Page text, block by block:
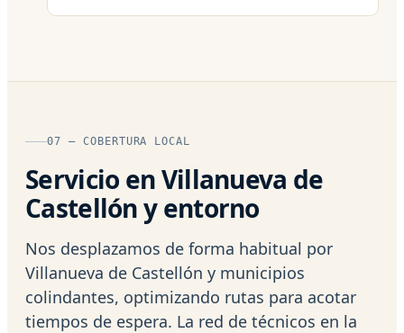
07 — COBERTURA LOCAL
Servicio en Villanueva de
Castellón y entorno
Nos desplazamos de forma habitual por
Villanueva de Castellón y municipios
colindantes, optimizando rutas para acotar
tiempos de espera. La red de técnicos en la